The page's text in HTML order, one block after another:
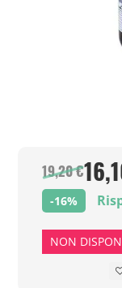
19,20 €
-16%
NON